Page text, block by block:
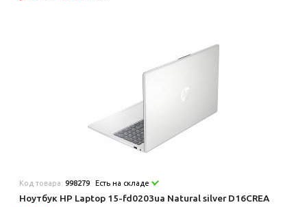
Код товара:998279 Есть на складе
Ноутбук HP Laptop 15-fd0203ua Natural silver D16CREA